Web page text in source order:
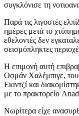
συγκλόνισε τη
Παρά τις λιγοστές
ημέρες μετά το
εθελοντές δεν
σεισμόπληκτες
Η επιμονή αυτή
Οσμάν Χαλέμπιγε, του
Εκιντζί και
με το πρακτορείο
Νωρίτερα είχε